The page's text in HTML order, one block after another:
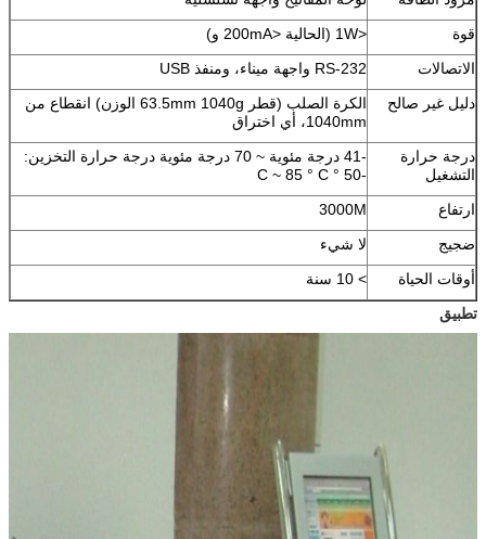
قوة
<1W (الحالية <200mA و)
الاتصالات
RS-232 واجهة ميناء، ومنفذ USB
دليل غير صالح
الكرة الصلب (قطر 63.5mm 1040g الوزن) انقطاع من
1040mm، أي اختراق
درجة حرارة
التشغيل
-41 درجة مئوية ~ 70 درجة مئوية درجة حرارة التخزين:
-50 ° C ~ 85 ° C
ارتفاع
3000M
ضجيج
لا شيء
أوقات الحياة
> 10 سنة
تطبيق